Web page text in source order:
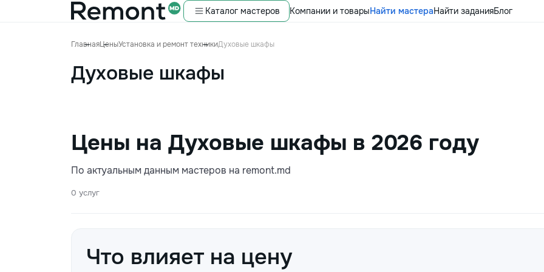
Каталог мастеров Компании и товарыНайти мастераНайти заданияБлог
ГлавнаяЦеныУстановка и ремонт техникиДуховые шкафы
Духовые шкафы
Цены на Духовые шкафы в 2026 году
По актуальным данным мастеров на remont.md
0 услуг
Что влияет на цену